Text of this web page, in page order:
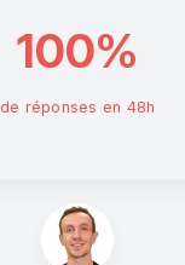
100%
de réponses en 48h